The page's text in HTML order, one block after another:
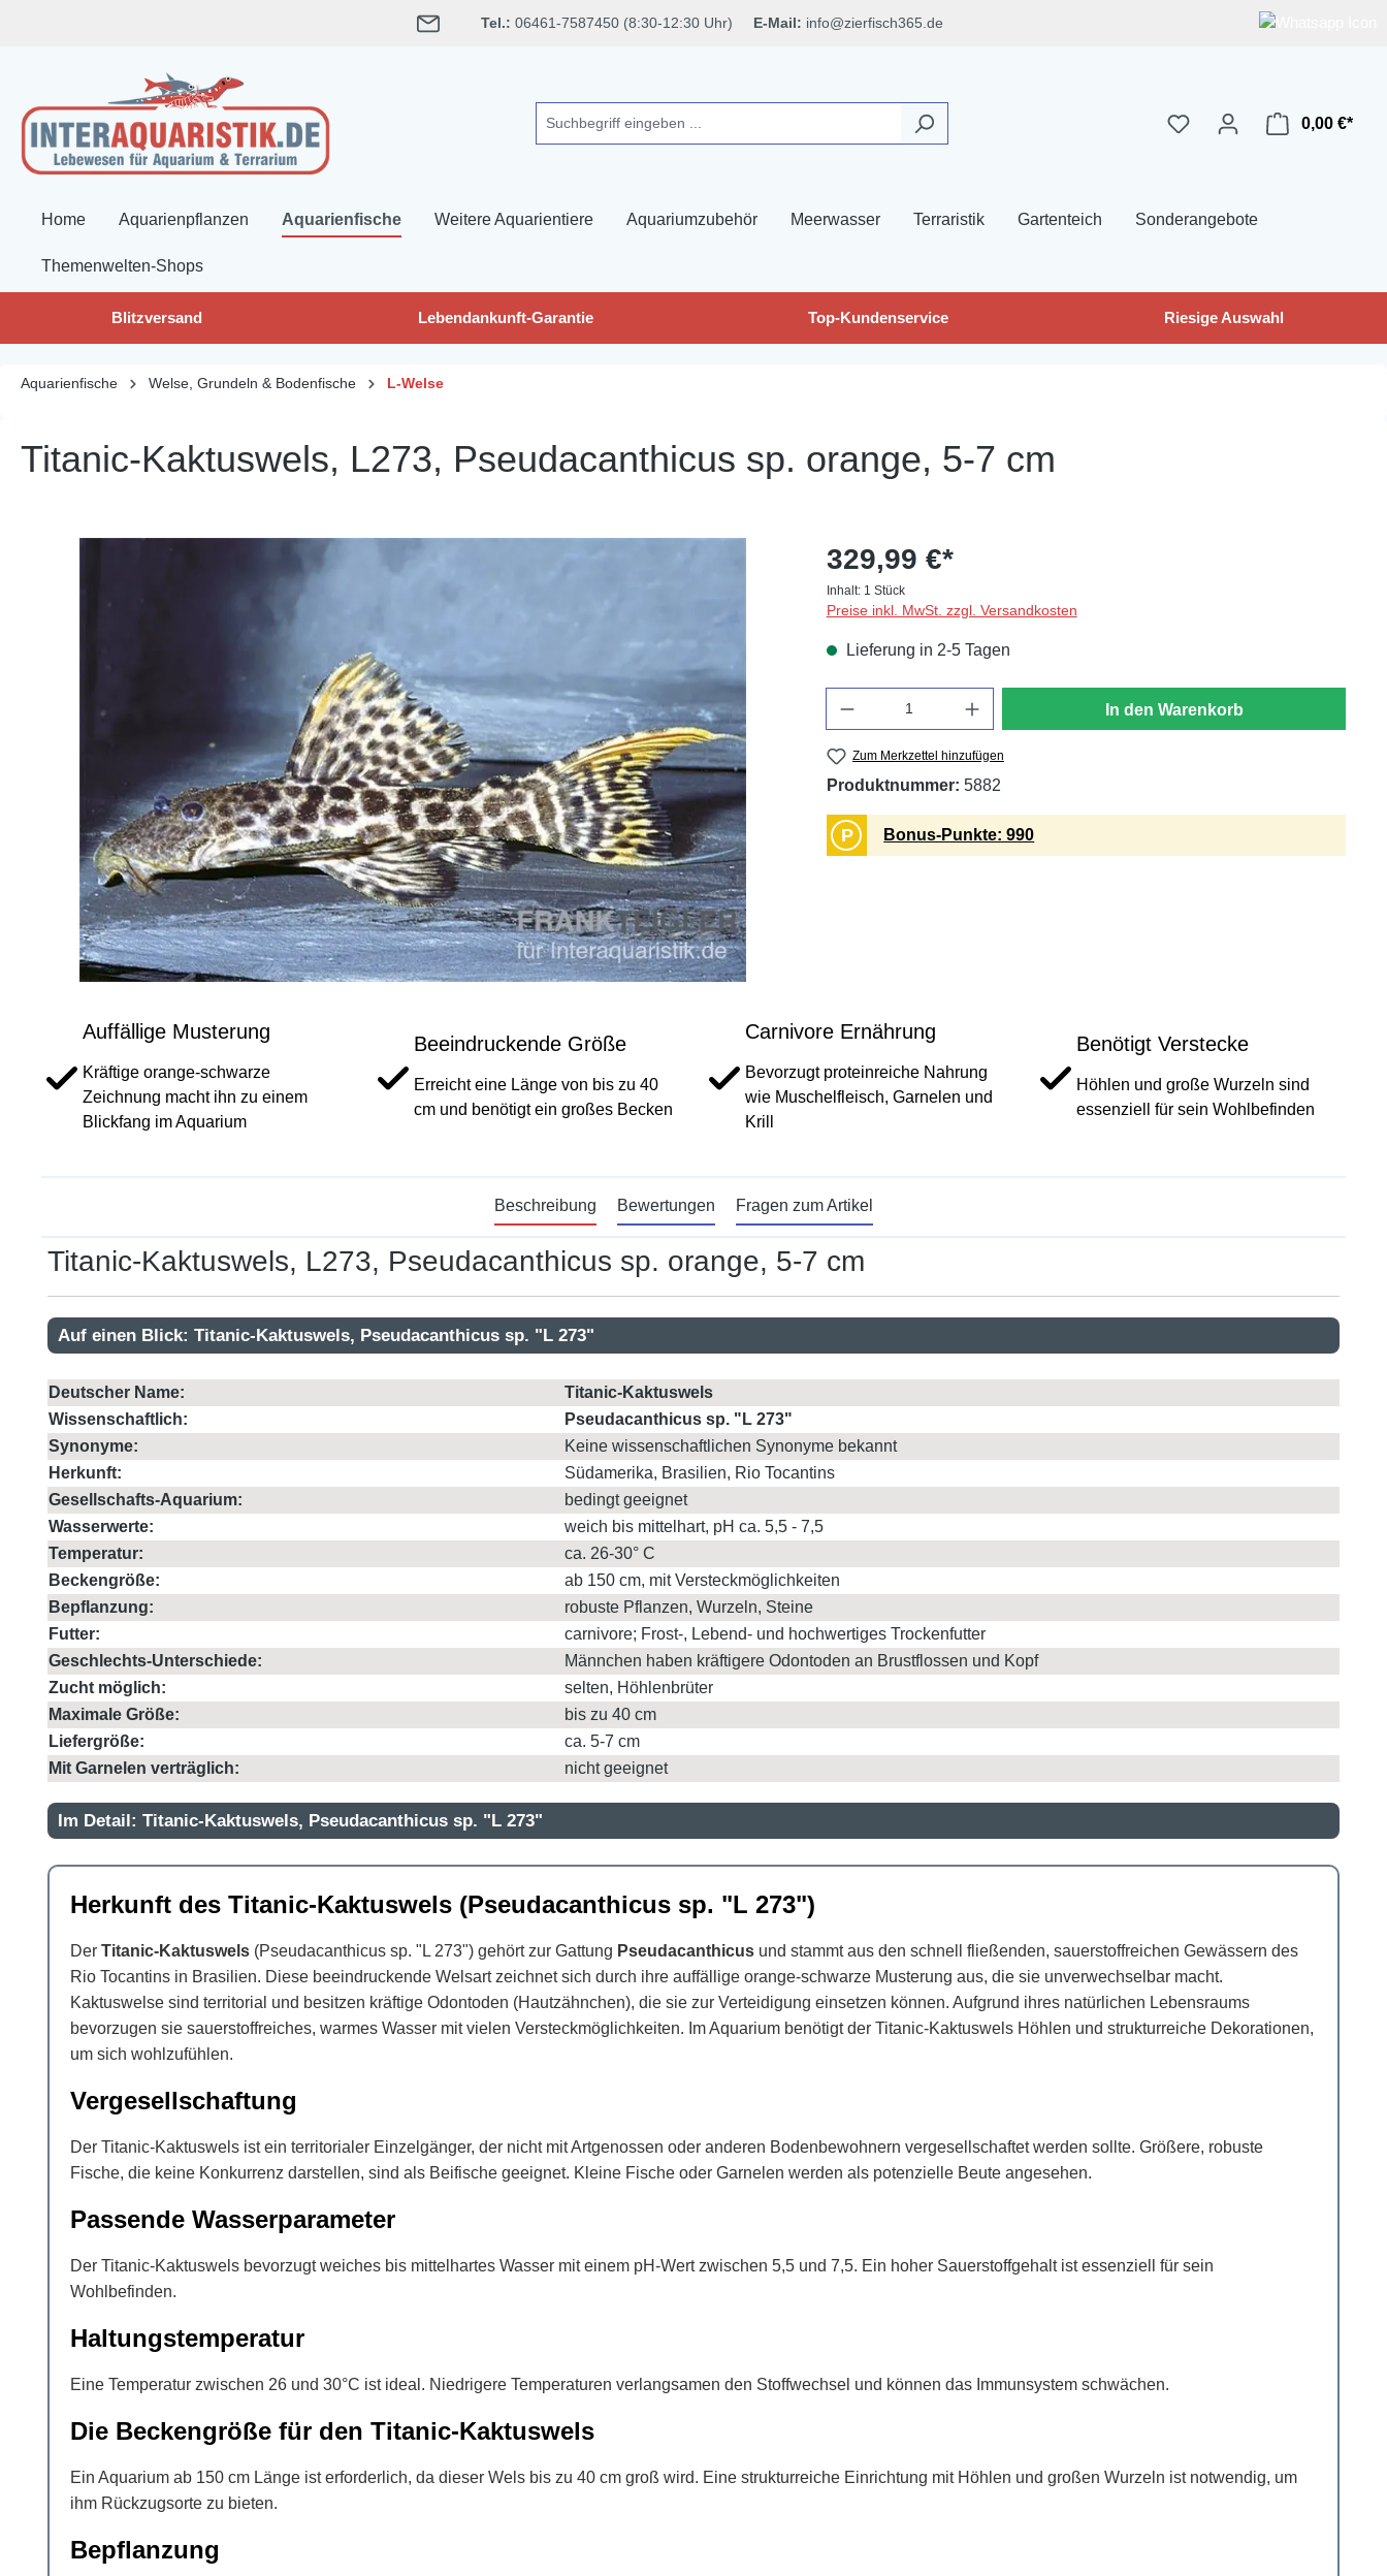
Tel.: 06461-7587450 (8:30-12:30 Uhr) E-Mail: info@zierfisch365.de
0,00 €*
Home Aquarienpflanzen Aquarienfische Weitere Aquarientiere Aquariumzubehör Meerwasser Terraristik Gartenteich Sonderangebote
Themenwelten-Shops
Blitzversand Lebendankunft-Garantie Top-Kundenservice Riesige Auswahl
Aquarienfische Welse, Grundeln & Bodenfische L-Welse
Titanic-Kaktuswels, L273, Pseudacanthicus sp. orange, 5-7 cm
329,99 €*
Inhalt: 1 Stück
Preise inkl. MwSt. zzgl. Versandkosten
Lieferung in 2-5 Tagen
In den Warenkorb
Zum Merkzettel hinzufügen
Produktnummer: 5882
P Bonus-Punkte: 990
Auffällige Musterung
Kräftige orange-schwarze
Zeichnung macht ihn zu einem
Blickfang im Aquarium
Beeindruckende Größe
Erreicht eine Länge von bis zu 40
cm und benötigt ein großes Becken
Carnivore Ernährung
Bevorzugt proteinreiche Nahrung
wie Muschelfleisch, Garnelen und
Krill
Benötigt Verstecke
Höhlen und große Wurzeln sind
essenziell für sein Wohlbefinden
Beschreibung Bewertungen Fragen zum Artikel
Titanic-Kaktuswels, L273, Pseudacanthicus sp. orange, 5-7 cm
Auf einen Blick: Titanic-Kaktuswels, Pseudacanthicus sp. "L 273"
Deutscher Name:
Titanic-Kaktuswels
Wissenschaftlich:
Pseudacanthicus sp. "L 273"
Synonyme:
Keine wissenschaftlichen Synonyme bekannt
Herkunft:
Südamerika, Brasilien, Rio Tocantins
Gesellschafts-Aquarium:
bedingt geeignet
Wasserwerte:
weich bis mittelhart, pH ca. 5,5 - 7,5
Temperatur:
ca. 26-30° C
Beckengröße:
ab 150 cm, mit Versteckmöglichkeiten
Bepflanzung:
robuste Pflanzen, Wurzeln, Steine
Futter:
carnivore; Frost-, Lebend- und hochwertiges Trockenfutter
Geschlechts-Unterschiede:
Männchen haben kräftigere Odontoden an Brustflossen und Kopf
Zucht möglich:
selten, Höhlenbrüter
Maximale Größe:
bis zu 40 cm
Liefergröße:
ca. 5-7 cm
Mit Garnelen verträglich:
nicht geeignet
Im Detail: Titanic-Kaktuswels, Pseudacanthicus sp. "L 273"
Herkunft des Titanic-Kaktuswels (Pseudacanthicus sp. "L 273")
Der Titanic-Kaktuswels (Pseudacanthicus sp. "L 273") gehört zur Gattung Pseudacanthicus und stammt aus den schnell fließenden, sauerstoffreichen Gewässern des
Rio Tocantins in Brasilien. Diese beeindruckende Welsart zeichnet sich durch ihre auffällige orange-schwarze Musterung aus, die sie unverwechselbar macht.
Kaktuswelse sind territorial und besitzen kräftige Odontoden (Hautzähnchen), die sie zur Verteidigung einsetzen können. Aufgrund ihres natürlichen Lebensraums
bevorzugen sie sauerstoffreiches, warmes Wasser mit vielen Versteckmöglichkeiten. Im Aquarium benötigt der Titanic-Kaktuswels Höhlen und strukturreiche Dekorationen,
um sich wohlzufühlen.
Vergesellschaftung
Der Titanic-Kaktuswels ist ein territorialer Einzelgänger, der nicht mit Artgenossen oder anderen Bodenbewohnern vergesellschaftet werden sollte. Größere, robuste
Fische, die keine Konkurrenz darstellen, sind als Beifische geeignet. Kleine Fische oder Garnelen werden als potenzielle Beute angesehen.
Passende Wasserparameter
Der Titanic-Kaktuswels bevorzugt weiches bis mittelhartes Wasser mit einem pH-Wert zwischen 5,5 und 7,5. Ein hoher Sauerstoffgehalt ist essenziell für sein
Wohlbefinden.
Haltungstemperatur
Eine Temperatur zwischen 26 und 30°C ist ideal. Niedrigere Temperaturen verlangsamen den Stoffwechsel und können das Immunsystem schwächen.
Die Beckengröße für den Titanic-Kaktuswels
Ein Aquarium ab 150 cm Länge ist erforderlich, da dieser Wels bis zu 40 cm groß wird. Eine strukturreiche Einrichtung mit Höhlen und großen Wurzeln ist notwendig, um
ihm Rückzugsorte zu bieten.
Bepflanzung